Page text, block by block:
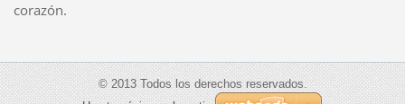
corazón.
© 2013 Todos los derechos reservados.